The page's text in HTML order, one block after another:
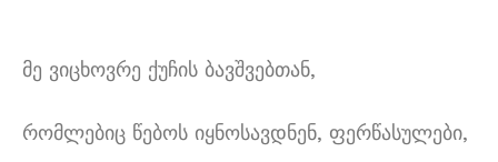
მე ვიცხოვრე ქუჩის ბავშვებთან,
რომლებიც წებოს იყნოსავდნენ, ფერწასულები,